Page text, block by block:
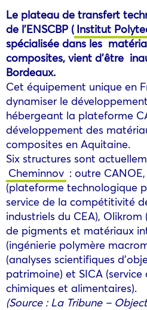
Le plateau de transfert
de l’ENSCBP ( Institut
spécialisée dans les
composites, vient d’être
Bordeaux.
Cet équipement unique en
dynamiser le
hébergeant la plateforme
développement des
composites en Aquitaine.
Six structures sont
Cheminnov : outre
(plateforme technologique
service de la compétitivité
industriels du CEA),
de pigments et matériaux
(ingénierie polymère
(analyses scientifiques
patrimoine) et SICA (service
chimiques et alimentaires).
(Source : La Tribune –